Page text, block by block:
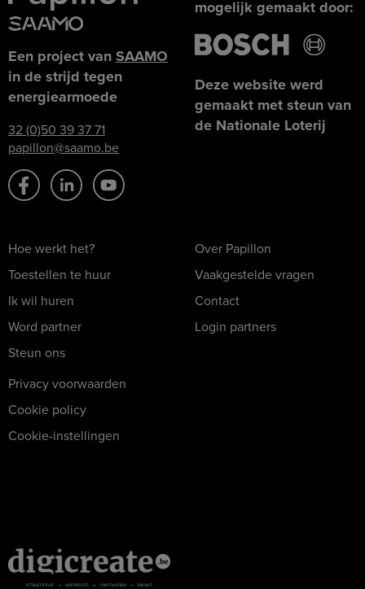
Een project vanSAAMO
in de strijd tegen
energiearmoede
32 (0)50 39 37 71
papillon@saamo.be
mogelijk gemaakt door:
Deze website werd
gemaakt met steun van
de Nationale Loterij
Hoe werkt het?
Toestellen te huur
Ik wil huren
Word partner
Steun ons
Over Papillon
Vaakgestelde vragen
Contact
Login partners
Privacy voorwaarden
Cookie policy
Cookie-instellingen